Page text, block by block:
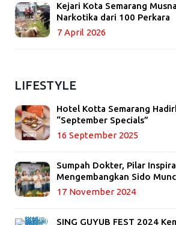
Kejari Kota Semarang
Narkotika dari 100 Perkara
7 April 2026
LIFESTYLE
Hotel Kotta Semarang
“September Specials”
16 September 2025
Sumpah Dokter, Pilar
Mengembangkan Sido
17 November 2024
SING GUYUB FEST 2024